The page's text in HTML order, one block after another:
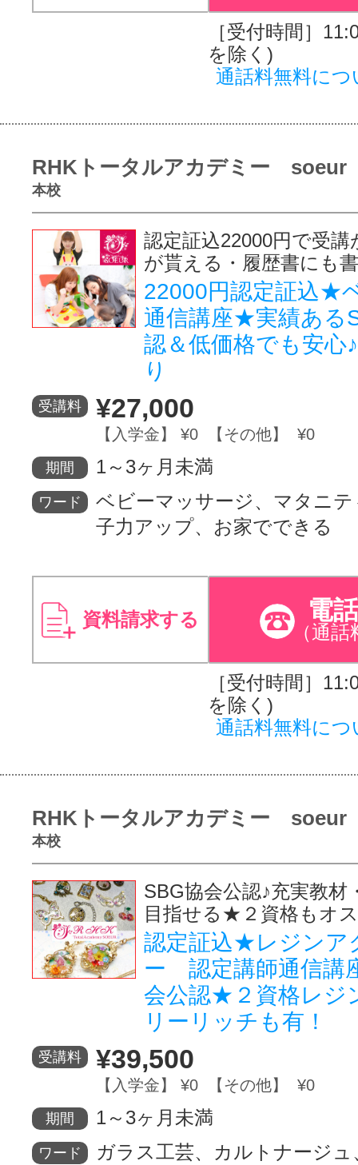
［受付時間］
を除く)
通話料無料につ
RHKトータルアカデミー soeur
本校
認定証込22000円で受
が貰える・履歴書にも
22000円認定証込★
通信講座★実績ある
認＆低価格でも安心
り
受講料 ¥27,000
【入学金】 ¥0 【その他】 ¥0
期間 1～3ヶ月未満
ワード
ベビーマッサージ、マタニ
子力アップ、お家でできる
資料請求する 電
（通話
［受付時間］
を除く)
通話料無料につ
RHKトータルアカデミー soeur
本校
SBG協会公認♪充実教材
目指せる★２資格もオ
認定証込★レジンア
ー 認定講師通信講
会公認★２資格レジ
リーリッチも有！
受講料 ¥39,500
【入学金】 ¥0 【その他】 ¥0
期間 1～3ヶ月未満
ワード
ガラス工芸、カルトナージ